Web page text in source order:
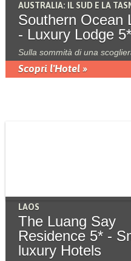
AUSTRALIA: IL SUD E LA
Southern Ocean
- Luxury Lodge 5*
Sulla sommità di una
Scopri l'Hotel »
LAOS
The Luang Say
Residence 5* -
luxury Hotels